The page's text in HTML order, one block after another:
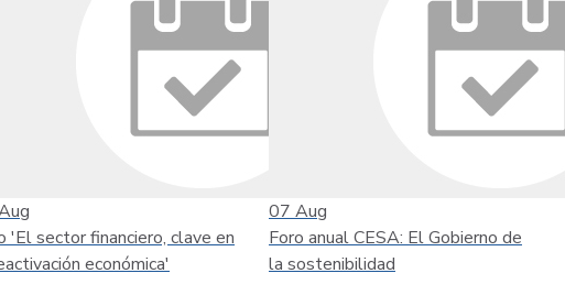
'El sector financiero, clave en
económica'
07 Aug
Foro anual CESA: El Gobierno de
la sostenibilidad